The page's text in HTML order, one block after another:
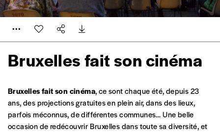
Bruxelles fait son cinéma
Se connecter
Formulaire de
commande
Bruxelles fait son cinéma, ce sont chaque été, depuis 23
ans, des projections gratuites en plein air, dans des lieux,
parfois méconnus, de différentes communes… Une belle
occasion de redécouvrir Bruxelles dans toute sa diversité, et